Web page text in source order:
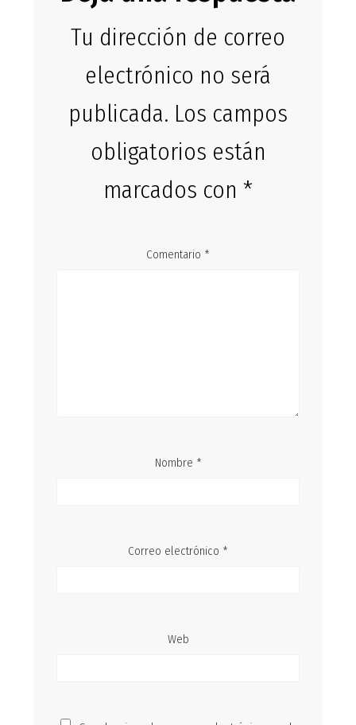
Tu dirección de correo
electrónico no será
publicada. Los campos
obligatorios están
marcados con *
Comentario *
Nombre *
Correo electrónico *
Web